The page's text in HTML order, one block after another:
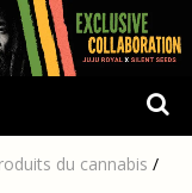
du cannabis /